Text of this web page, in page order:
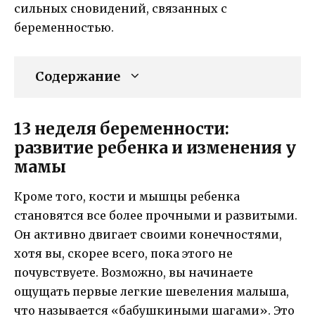
сильных сновидений, связанных с
беременностью.
Содержание
13 неделя беременности:
развитие ребенка и изменения у
мамы
Кроме того, кости и мышцы ребенка
становятся все более прочными и развитыми.
Он активно двигает своими конечностями,
хотя вы, скорее всего, пока этого не
почувствуете. Возможно, вы начинаете
ощущать первые легкие шевеления малыша,
что называется «бабушкиными шагами». Это